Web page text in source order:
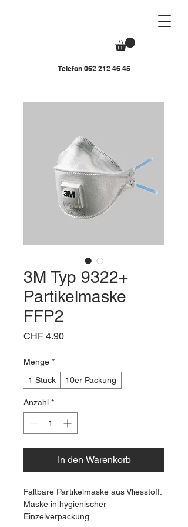
Telefon 062 212 46 45
3M Typ 9322+
Partikelmaske
FFP2
CHF 4.90Preis
Menge *
1 Stück
10er Packung
Anzahl *
In den Warenkorb
Faltbare Partikelmaske aus Vliesstoff.
Maske in hygienischer
Einzelverpackung.